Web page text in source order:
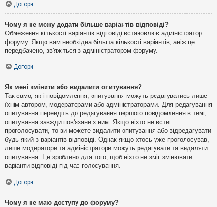
Догори
Чому я не можу додати більше варіантів відповіді?
Обмеження кількості варіантів відповіді встановлює адміністратор
форуму. Якщо вам необхідна більша кількості варіантів, аніж це
передбачено, зв'яжіться з адміністратором форуму.
Догори
Як мені змінити або видалити опитування?
Так само, як і повідомлення, опитування можуть редагуватись лише
їхнім автором, модераторами або адміністраторами. Для редагування
опитування перейдіть до редагування першого повідомлення в темі;
опитування завжди пов'язане з ним. Якщо ніхто не встиг
проголосувати, то ви можете видалити опитування або відредагувати
будь-який з варіантів відповіді. Однак якщо хтось уже проголосував,
лише модератори та адміністратори можуть редагувати та видаляти
опитування. Це зроблено для того, щоб ніхто не зміг змінювати
варіанти відповіді під час голосування.
Догори
Чому я не маю доступу до форуму?